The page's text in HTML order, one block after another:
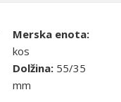
Merska enota:
kos
Dolžina:55/35
mm